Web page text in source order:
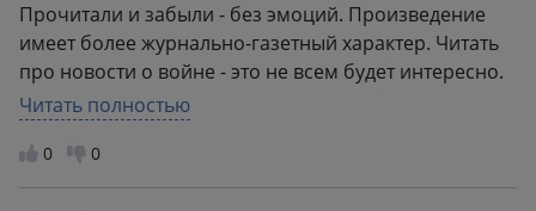
Прочитали и забыли - без эмоций. Произведение
имеет более журнально-газетный характер. Читать
про новости о войне - это не всем будет интересно.
В общем, прежде чем брать книгу несколько раз
подумайте. И нет, здесь не много эпизодов про ход
войны
Читать полностью
0 0